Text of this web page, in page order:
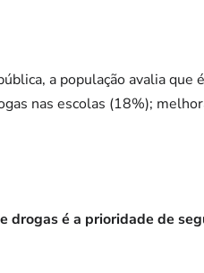
a população avalia
nas escolas (18%);
drogas é a prioridade de